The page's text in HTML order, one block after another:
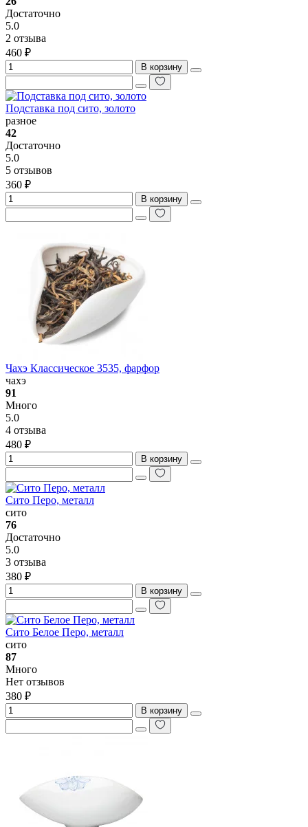
Достаточно
5.0
2 отзыва
460 ₽
В корзину
Подставка под сито, золото
разное
42
Достаточно
5.0
5 отзывов
360 ₽
В корзину
Чахэ Классическое 3535, фарфор
чахэ
91
Много
5.0
4 отзыва
480 ₽
В корзину
Сито Перо, металл
сито
76
Достаточно
5.0
3 отзыва
380 ₽
В корзину
Сито Белое Перо, металл
сито
87
Много
Нет отзывов
380 ₽
В корзину